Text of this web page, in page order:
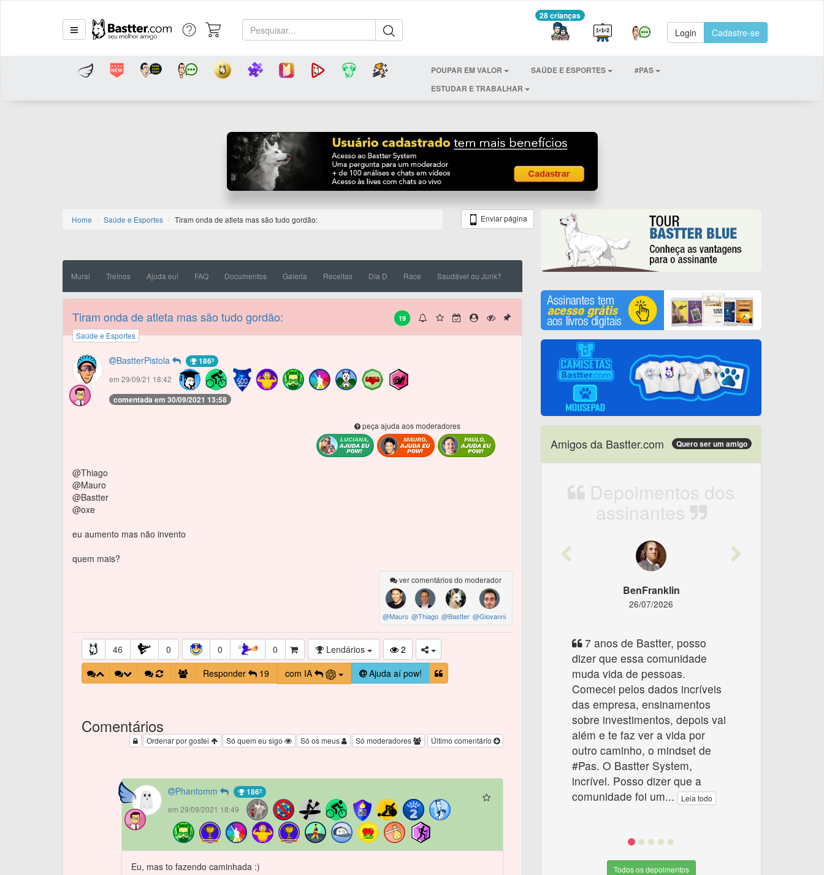
28 crianças
Login Cadastre-se
POUPAR EM VALOR SAÚDE E ESPORTES
#PAS
ESTUDAR E TRABALHAR
Home Saúde e Esportes Tiram onda de atleta mas são tudo gordão: Enviar página
Mural Treinos Ajuda eu! FAQ Documentos Galeria Receitas Dia D Race Saudável ou Junk?
19
Tiram onda de atleta mas são tudo gordão:
Saúde e Esportes
BastterPistola 186º
em 29/09/21 18:42
comentada em 30/09/2021 13:58
peça ajuda aos moderadores
@Thiago
@Mauro
@Bastter
@oxe
eu aumento mas não invento
quem mais?
ver comentários do moderador
@Giovanni
@Bastter
@Thiago
@Mauro
46 0 0 0 Lendários
2
Responder
19 com IA Ajuda aí pow!
Comentários
Último comentário
Só moderadores
Só os meus
Só quem eu sigo
Ordenar por gostei
Phantomm 186º
em 29/09/2021 18:49
Eu, mas to fazendo caminhada :)
Amigos da Bastter.com Quero ser um amigo
Depoimentos dos
assinantes
Previous
BenFranklin
26/07/2026
7 anos de Bastter, posso
dizer que essa comunidade
muda vida de pessoas.
Comecei pelos dados incríveis
das empresa, ensinamentos
sobre investimentos, depois vai
além e te faz ver a vida por
outro caminho, o mindset de
#Pas. O Bastter System,
incrível. Posso dizer que a
comunidade foi um... Leia todo
Todos os depoimentos